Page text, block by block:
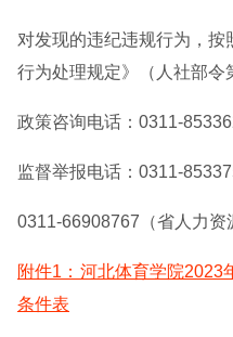
对发现的违纪违规行为，
行为处理规定》（人社部令
政策咨询电话：0311-
监督举报电话：0311-
0311-66908767（省人力资
附件1：河北体育学院2023
条件表